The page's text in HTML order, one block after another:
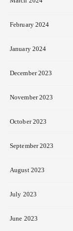
February 2024
January 2024
December 2023
November 2023
October 2023
September 2023
August 2023
July 2023
June 2023